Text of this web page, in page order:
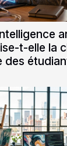
t-elle la
des